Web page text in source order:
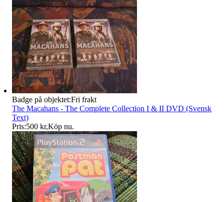
Badge på objektet:Fri frakt
The Macahans - The Complete Collection I & II DVD (Svensk
Text)
Pris:500 kr,Köp nu.